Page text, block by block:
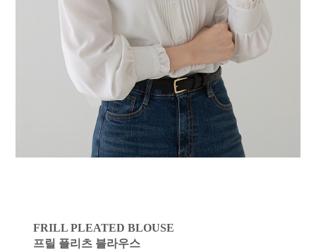
FRILL PLEATED BLOUSE
프릴 플리츠 블라우스